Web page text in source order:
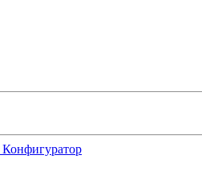
Конфигуратор